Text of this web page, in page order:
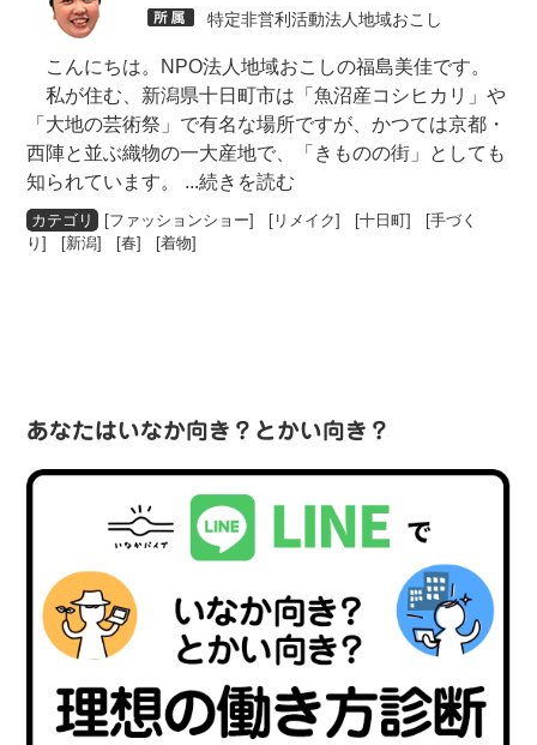
特定非営利活動法人地域おこし
こんにちは。NPO法人地域おこしの福島美佳です。
私が住む、新潟県十日町市は「魚沼産コシヒカリ」や
「大地の芸術祭」で有名な場所ですが、かつては京都・
西陣と並ぶ織物の一大産地で、「きものの街」としても
知られています。 ...続きを読む
[ファッションショー] [ リメイク] [十日町] [手づく
り] [新潟] [春] [着物]
あなたはいなか向き？とかい向き？